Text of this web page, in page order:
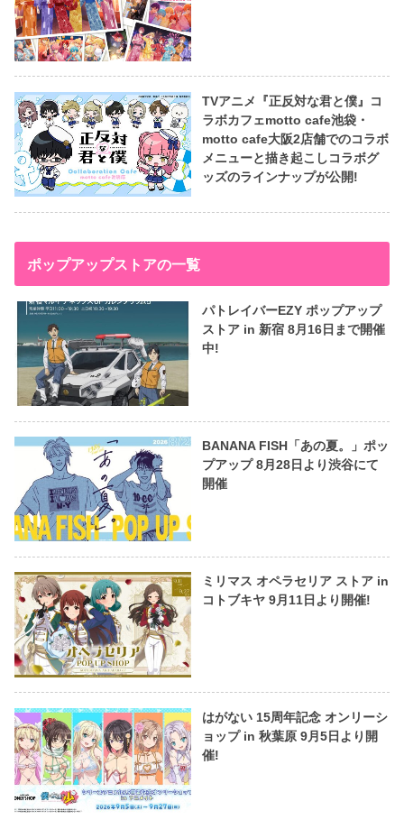
TVアニメ『正反対な君と僕』コ
ラボカフェmotto cafe池袋・
motto cafe大阪2店舗でのコラボ
メニューと描き起こしコラボグ
ッズのラインナップが公開!
ポップアップストアの一覧
パトレイバーEZY ポップアップ
ストア in 新宿 8月16日まで開催
中!
BANANA FISH「あの夏。」ポッ
プアップ 8月28日より渋谷にて
開催
ミリマス オペラセリア ストア in
コトブキヤ 9月11日より開催!
はがない 15周年記念 オンリーシ
ョップ in 秋葉原 9月5日より開
催!